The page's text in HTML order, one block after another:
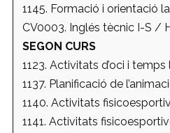
1145. Formació i orientació
CV0003. Inglés tècnic I-S /
SEGON CURS
1123. Activitats d’oci i temps
1137. Planificació de
1140. Activitats
1141. Activitats